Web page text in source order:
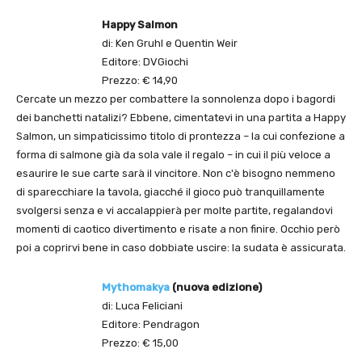
Happy Salmon
di: Ken Gruhl e Quentin Weir
Editore: DVGiochi
Prezzo: € 14,90
Cercate un mezzo per combattere la sonnolenza dopo i bagordi
dei banchetti natalizi? Ebbene, cimentatevi in una partita a Happy
Salmon, un simpaticissimo titolo di prontezza – la cui confezione a
forma di salmone già da sola vale il regalo – in cui il più veloce a
esaurire le sue carte sarà il vincitore. Non c'è bisogno nemmeno
di sparecchiare la tavola, giacché il gioco può tranquillamente
svolgersi senza e vi accalappierà per molte partite, regalandovi
momenti di caotico divertimento e risate a non finire. Occhio però
poi a coprirvi bene in caso dobbiate uscire: la sudata è assicurata.
Mythomakya (nuova edizione)
di: Luca Feliciani
Editore: Pendragon
Prezzo: € 15,00